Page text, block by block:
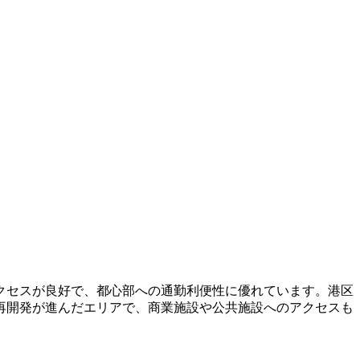
スが良好で、都心部への通勤利便性に優れています。港区
発が進んだエリアで、商業施設や公共施設へのアクセスも